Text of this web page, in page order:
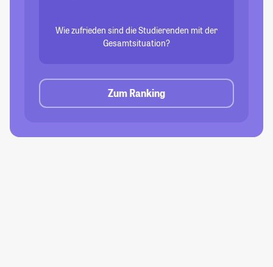
Wie zufrieden sind die Studierenden mit der
Gesamtsituation?
Zum Ranking